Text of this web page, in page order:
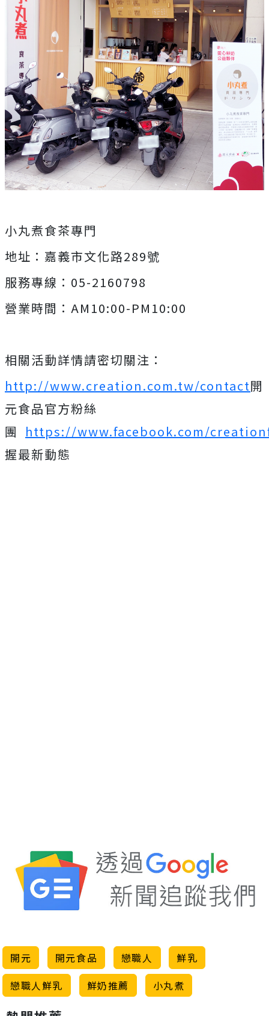
小丸煮食茶專門
地址：嘉義市文化路289號
服務專線：05-2160798
營業時間：AM10:00-PM10:00
相關活動詳情請密切關注：
http://www.creation.com.tw/contact開
元食品官方粉絲
團 https://www.facebook.com/
握最新動態
開元 開元食品 戀職人
鮮乳
戀職人鮮乳
鮮奶推薦 小丸煮